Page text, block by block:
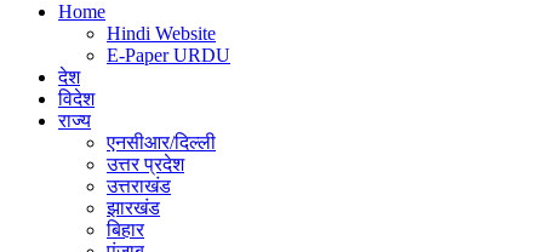
Home
Hindi Website
E-Paper URDU
देश
विदेश
राज्य
एनसीआर/दिल्ली
उत्तर प्रदेश
उत्तराखंड
झारखंड
बिहार